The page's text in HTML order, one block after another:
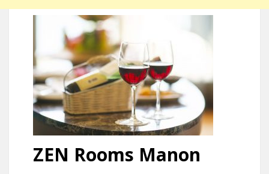
ZEN Rooms Manon